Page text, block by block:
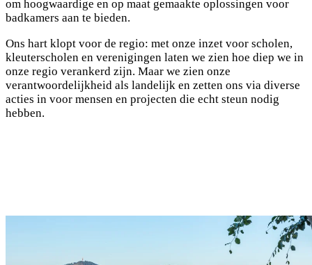
om hoogwaardige en op maat gemaakte oplossingen voor
badkamers aan te bieden.
Ons hart klopt voor de regio: met onze inzet voor scholen,
kleuterscholen en verenigingen laten we zien hoe diep we in
onze regio verankerd zijn. Maar we zien onze
verantwoordelijkheid als landelijk en zetten ons via diverse
acties in voor mensen en projecten die echt steun nodig
hebben.